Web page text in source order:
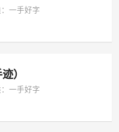
：一手好字
）
：一手好字